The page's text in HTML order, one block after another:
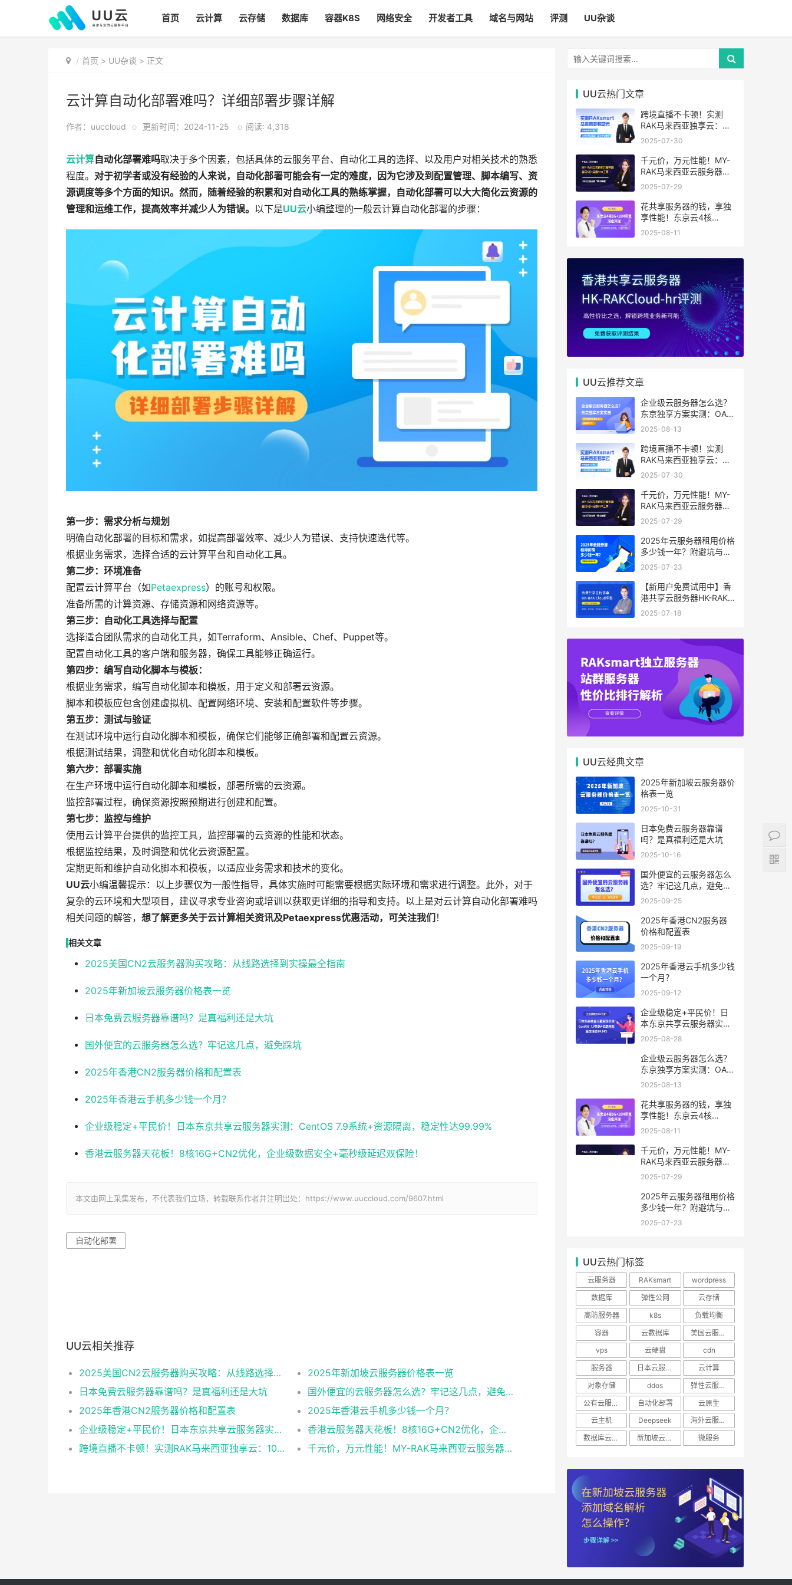
首页 云计算 云存储 数据库 容器K8S 网络安全 开发者工具 域名与网站 评测 UU杂谈
首页 > UU杂谈 > 正文
云计算自动化部署难吗？详细部署步骤详解
作者：uuccloud o 更新时间：2024-11-25 o 阅读: 4,318
云计算自动化部署难吗取决于多个因素，包括具体的云服务平台、自动化工具的选择、以及用户对相关技术的熟悉
程度。 对于初学者或没有经验的人来说，自动化部署可能会有一定的难度，因为它涉及到配置管理、脚本编写、资
源调度等多个方面的知识。然而，随着经验的积累和对自动化工具的熟练掌握，自动化部署可以大大简化云资源的
管理和运维工作，提高效率并减少人为错误。 以下是UU云小编整理的一般云计算自动化部署的步骤：
第一步：需求分析与规划
明确自动化部署的目标和需求，如提高部署效率、减少人为错误、支持快速迭代等。
根据业务需求，选择合适的云计算平台和自动化工具。
第二步：环境准备
配置云计算平台（如Petaexpress）的账号和权限。
准备所需的计算资源、存储资源和网络资源等。
第三步：自动化工具选择与配置
选择适合团队需求的自动化工具，如Terraform、Ansible、Chef、Puppet等。
配置自动化工具的客户端和服务器，确保工具能够正确运行。
第四步：编写自动化脚本与模板：
根据业务需求，编写自动化脚本和模板，用于定义和部署云资源。
脚本和模板应包含创建虚拟机、配置网络环境、安装和配置软件等步骤。
第五步：测试与验证
在测试环境中运行自动化脚本和模板，确保它们能够正确部署和配置云资源。
根据测试结果，调整和优化自动化脚本和模板。
第六步：部署实施
在生产环境中运行自动化脚本和模板，部署所需的云资源。
监控部署过程，确保资源按照预期进行创建和配置。
第七步：监控与维护
使用云计算平台提供的监控工具，监控部署的云资源的性能和状态。
根据监控结果，及时调整和优化云资源配置。
定期更新和维护自动化脚本和模板，以适应业务需求和技术的变化。
UU云小编温馨提示：以上步骤仅为一般性指导，具体实施时可能需要根据实际环境和需求进行调整。此外，对于
复杂的云环境和大型项目，建议寻求专业咨询或培训以获取更详细的指导和支持。以上是对云计算自动化部署难吗
相关问题的解答， 想了解更多关于云计算相关资讯及Petaexpress优惠活动，可关注我们 ！
相关文章
2025美国CN2云服务器购买攻略：从线路选择到实操最全指南
2025年新加坡云服务器价格表一览
日本免费云服务器靠谱吗？是真福利还是大坑
国外便宜的云服务器怎么选？牢记这几点，避免踩坑
2025年香港CN2服务器价格和配置表
2025年香港云手机多少钱一个月？
企业级稳定+平民价！日本东京共享云服务器实测：CentOS 7.9系统+资源隔离，稳定性达99.99%
香港云服务器天花板！8核16G+CN2优化，企业级数据安全+毫秒级延迟双保险！
本文由网上采集发布，不代表我们立场，转载联系作者并注明出处：https://www.uuccloud.com/9607.html
自动化部署
UU云相关推荐
2025美国CN2云服务器购买攻略：从线路选择到实操最全指南
2025年新加坡云服务器价格表一览
日本免费云服务器靠谱吗？是真福利还是大坑
国外便宜的云服务器怎么选？牢记这几点，避免踩坑
2025年香港CN2服务器价格和配置表
2025年香港云手机多少钱一个月？
企业级稳定+平民价！日本东京共享云服务器实测：CentOS 7.9系统+资源隔离，稳定性达99.99%
香港云服务器天花板！8核16G+CN2优化，企业级数据安全+毫秒级延迟双保险！
跨境直播不卡顿！实测RAK马来西亚独享云：1080P推流稳定，首月6折优惠中
千元价，万元性能！MY-RAK马来西亚云服务器：首月5折+免费SEO工具，中小企业出海“降本神器”
UU云热门文章
跨境直播不卡顿！实测
RAK马来西亚独享云：
1080P推流稳定，首月6
2025-07-30
千元价，万元性能！MY-
RAK马来西亚云服务器：
首月5折+免费SEO工具，
2025-07-29
花共享服务器的钱，享独
享性能！东京云4核
8G+10M带宽降价来袭
2025-08-11
UU云推荐文章
企业级云服务器怎么选？
东京独享方案实测：OA系
统响应提速40%，成本降
2025-08-13
跨境直播不卡顿！实测
RAK马来西亚独享云：
1080P推流稳定，首月6
2025-07-30
千元价，万元性能！MY-
RAK马来西亚云服务器：
首月5折+免费SEO工具，
2025-07-29
2025年云服务器租用价格
多少钱一年？附避坑与省
钱攻略
2025-07-23
【新用户免费试用中】香
港共享云服务器HK-RAK
Cloud评测：低延迟、高
2025-07-18
UU云经典文章
2025年新加坡云服务器价
格表一览
2025-10-31
日本免费云服务器靠谱
吗？是真福利还是大坑
2025-10-16
国外便宜的云服务器怎么
选？牢记这几点，避免踩
坑
2025-09-25
2025年香港CN2服务器
价格和配置表
2025-09-19
2025年香港云手机多少钱
一个月？
2025-09-12
企业级稳定+平民价！日
本东京共享云服务器实
测：CentOS 7.9系统+资
99.99%
2025-08-28
企业级云服务器怎么选？
东京独享方案实测：OA系
统响应提速40%，成本降
2025-08-13
花共享服务器的钱，享独
享性能！东京云4核
8G+10M带宽降价来袭
2025-08-11
千元价，万元性能！MY-
RAK马来西亚云服务器：
首月5折+免费SEO工具，
2025-07-29
2025年云服务器租用价格
多少钱一年？附避坑与省
钱攻略
2025-07-23
UU云热门标签
云服务器 RAKsmart
wordpress
数据库
弹性公网
云存储
高防服务器
k8s
负载均衡
容器
云数据库
美国云服务器
vps
云硬盘
cdn
服务器
日本云服务器
云计算
对象存储
ddos
弹性云服务器
公有云服务器
自动化部署
云原生
云主机
Deepseek
海外云服务器
数据库云托管
新加坡云服务器 微服务